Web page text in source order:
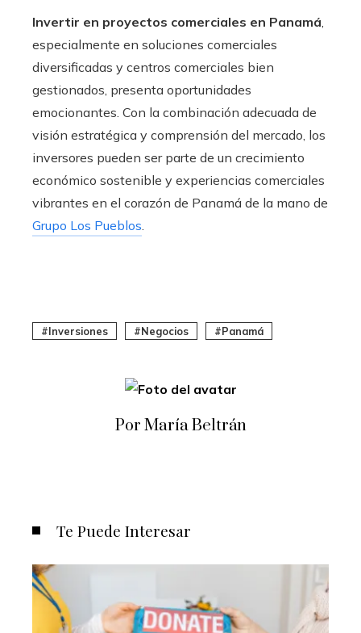
Invertir en proyectos comerciales en Panamá
especialmente en soluciones comerciales
diversificadas y centros comerciales bien
gestionados, presenta oportunidades
emocionantes. Con la combinación adecuada de
visión estratégica y comprensión del mercado, los
inversores pueden ser parte de un crecimiento
económico sostenible y experiencias comerciales
vibrantes en el corazón de Panamá de la mano de
Grupo Los Pueblos
Inversiones Negocios Panamá
Por María Beltrán
Te Puede Interesar